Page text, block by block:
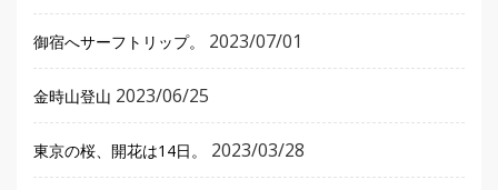
御宿へサーフトリップ。 2023/07/01
金時山登山 2023/06/25
東京の桜、開花は14日。 2023/03/28